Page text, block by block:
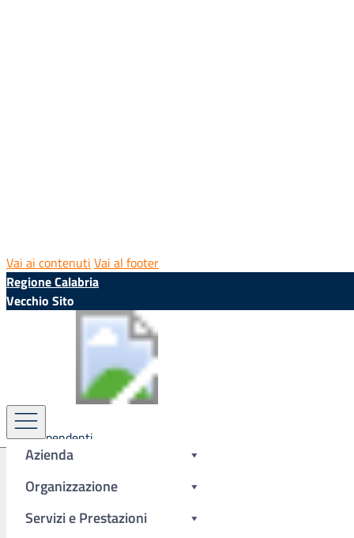
Vai ai contenuti Vai al footer
Regione Calabria
Vecchio Sito
Area Dipendenti
Azienda
Organizzazione
Servizi e Prestazioni
Cerca